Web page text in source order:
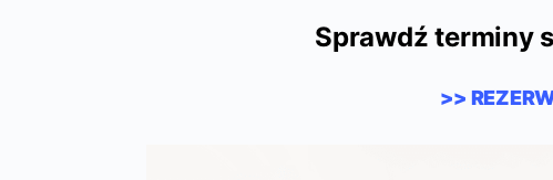
Sprawdź terminy
>>